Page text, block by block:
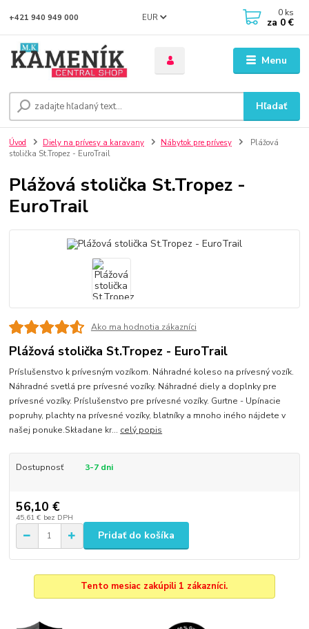
Menu
EUR
Hľadať
+421 940 949 000 0 ks
za 0 €
Úvod Diely na prívesy a karavany Nábytok pre prívesy
Plážová
stolička St.Tropez - EuroTrail
Plážová stolička St.Tropez -
EuroTrail
Ako ma hodnotia zákazníci
Plážová stolička St.Tropez - EuroTrail
Príslušenstvo k prívesným vozíkom. Náhradné koleso na prívesný vozík.
Náhradné svetlá pre prívesné vozíky. Náhradné diely a doplnky pre
prívesné vozíky. Príslušenstvo pre prívesné vozíky. Gurtne - Upínacie
popruhy, plachty na prívesné vozíky, blatníky a mnoho iného nájdete v
našej ponuke.Składane kr... celý popis
Dostupnosť 3-7 dni
56,10 €
45,61 € bez DPH
Pridať do košíka
Tento mesiac zakúpili 1 zákazníci.